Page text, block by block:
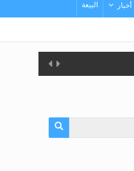
أخبار البيعة